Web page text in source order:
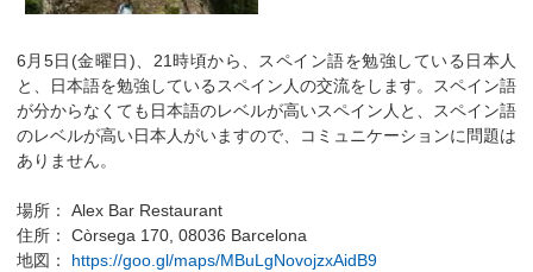
6月5日(金曜日)、21時頃から、スペイン語を勉強している日本人
と、日本語を勉強しているスペイン人の交流をします。スペイン語
が分からなくても日本語のレベルが高いスペイン人と、スペイン語
のレベルが高い日本人がいますので、コミュニケーションに問題は
ありません。
場所： Alex Bar Restaurant
住所： Còrsega 170, 08036 Barcelona
地図： https://goo.gl/maps/MBuLgNovojzxAidB9